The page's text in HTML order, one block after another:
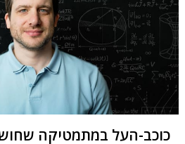
כוכב-העל במתמטיקה